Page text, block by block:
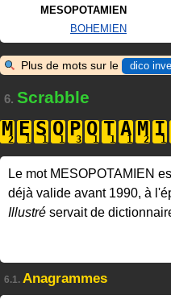
MESOPOTAMIEN
BOHEMIEN
Plus de mots sur le dico
6. Scrabble
M E S O P O T A M I
Le mot MESOPOTAMIEN
déjà valide avant 1990, à
Illustré servait de
6.1. Anagrammes